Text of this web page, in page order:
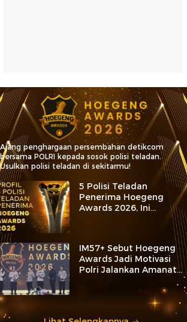
Ajang penghargaan persembahan detikcom
bersama POLRI kepada sosok polisi teladan.
Usulkan polisi teladan di sekitarmu!
5 Polisi Teladan
Penerima Hoegeng
Awards 2026, Ini
Kategori dan Kiprahnya
IM57+ Sebut Hoegeng
Awards Jadi Motivasi
Polri Jalankan Amanat